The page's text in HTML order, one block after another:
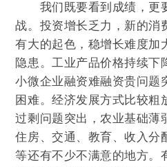
我们既要看到成绩，更
战。投资增长乏力，新的消
有大的起色，稳增长难度加
隐患。工业产品价格持续下
小微企业融资难融资贵问题
困难。经济发展方式比较粗
过剩问题突出，农业基础薄
住房、交通、教育、收入分
等还有不少不满意的地方。